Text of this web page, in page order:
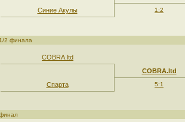
Синие Акулы 1:2
2 финала
COBRA.ltd
COBRA.ltd
Спарта
5:1